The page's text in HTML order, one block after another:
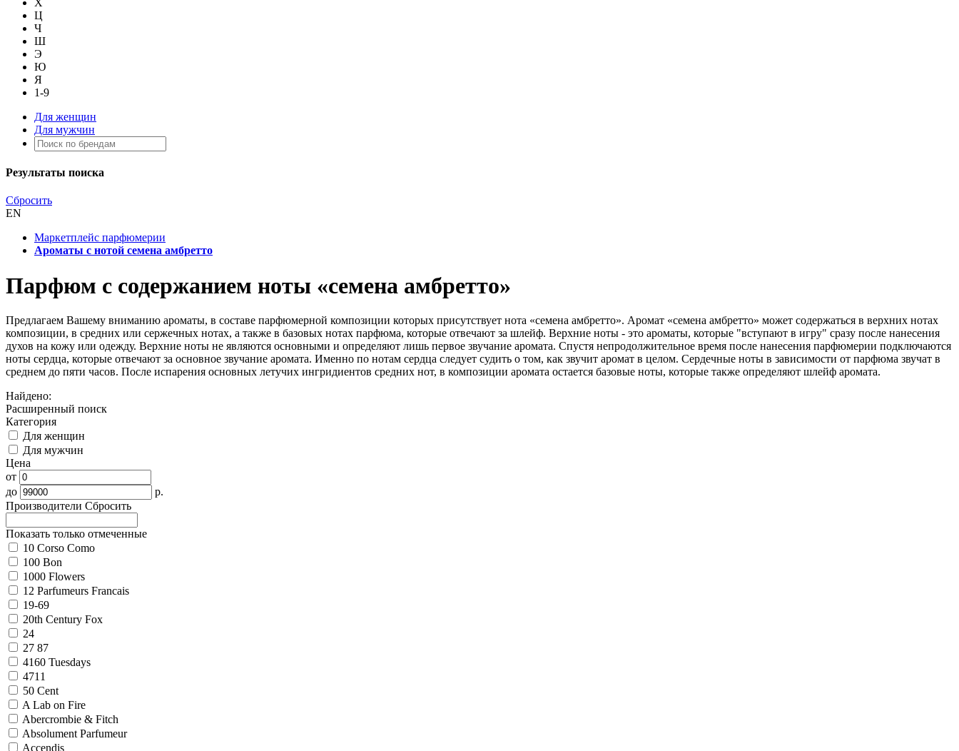
Ц
Ч
Ш
Э
Ю
Я
1-9
Для женщин
Для мужчин
Результаты поиска
Сбросить
EN
Маркетплейс парфюмерии
Ароматы с нотой семена амбретто
Парфюм с содержанием ноты «семена амбретто»
Предлагаем Вашему вниманию ароматы, в составе парфюмерной композиции которых присутствует нота «семена амбретто». Аромат «семена амбретто» может содержаться в верхних нотах
композиции, в средних или сержечных нотах, а также в базовых нотах парфюма, которые отвечают за шлейф. Верхние ноты - это ароматы, которые "вступают в игру" сразу после нанесения
духов на кожу или одежду. Верхние ноты не являются основными и определяют лишь первое звучание аромата. Спустя непродолжительное время после нанесения парфюмерии подключаются
ноты сердца, которые отвечают за основное звучание аромата. Именно по нотам сердца следует судить о том, как звучит аромат в целом. Сердечные ноты в зависимости от парфюма звучат в
среднем до пяти часов. После испарения основных летучих ингридиентов средних нот, в композиции аромата остается базовые ноты, которые также определяют шлейф аромата.
Найдено:
Расширенный поиск
Категория
Для женщин
Для мужчин
Цена
от
до
р.
Производители Сбросить
Показать только отмеченные
10 Corso Como
100 Bon
1000 Flowers
12 Parfumeurs Francais
19-69
20th Century Fox
24
27 87
4160 Tuesdays
4711
50 Cent
A Lab on Fire
Abercrombie & Fitch
Absolument Parfumeur
Accendis